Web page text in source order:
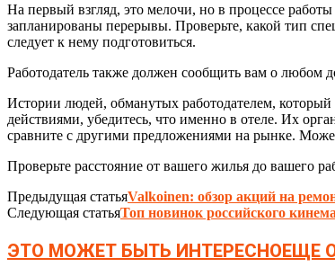
На первый взгляд, это мелочи, но в процессе
запланированы перерывы. Проверьте, какой тип
следует к нему подготовиться.
Работодатель также должен сообщить вам о любом
Истории людей, обманутых работодателем,
действиями, убедитесь, что именно в отеле. Их
сравните с другими предложениями на рынке.
Проверьте расстояние от вашего жилья до вашего
Предыдущая статьяValkoinen: обзор акций на
Следующая статьяТоп новинок российского
ЭТО МОЖЕТ БЫТЬ ИНТЕРЕСНОЕЩЕ